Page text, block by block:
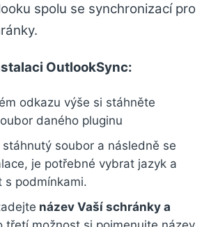
spolu se synchronizací pro
OutlookSync:
odkazu výše si stáhněte
daného pluginu
stáhnutý soubor a následně se
je potřebné vybrat jazyk a
s podmínkami.
název Vaší schránky a